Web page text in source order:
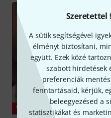
Szeretettel
A sütik segítségével
élményt biztosítani,
együtt. Ezek közé
szabott hirdetések
preferenciák
fenntartásaid, kérjük,
beleegyezésed a
statisztikákat és
YOUTUBE